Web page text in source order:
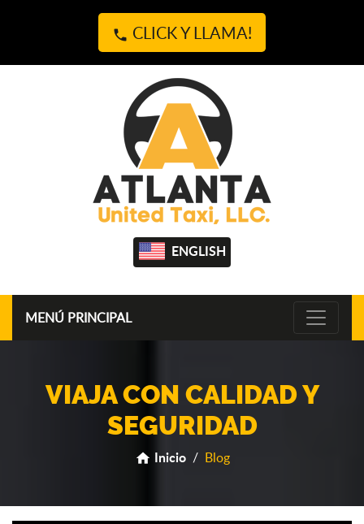
phone CLICK Y LLAMA!
ENGLISH
MENÚ PRINCIPAL
VIAJA CON CALIDAD Y
SEGURIDAD
home Inicio/ Blog